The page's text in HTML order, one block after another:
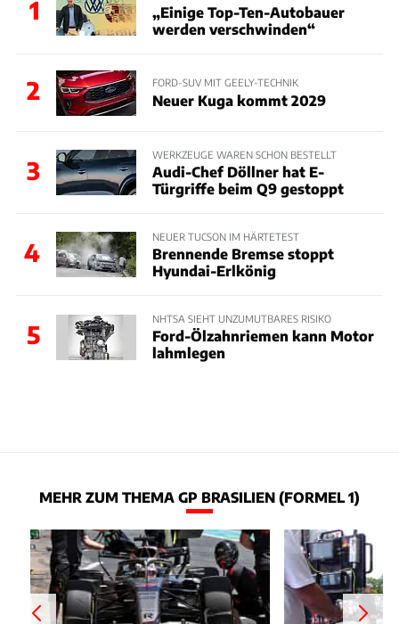
1
„Einige Top-Ten-Autobauer
werden verschwinden“
2 FORD-SUV MIT GEELY-TECHNIK
Neuer Kuga kommt 2029
3
WERKZEUGE WAREN SCHON BESTELLT
Audi-Chef Döllner hat E-
Türgriffe beim Q9 gestoppt
4
NEUER TUCSON IM HÄRTETEST
Brennende Bremse stoppt
Hyundai-Erlkönig
5
NHTSA SIEHT UNZUMUTBARES RISIKO
Ford-Ölzahnriemen kann Motor
lahmlegen
MEHR ZUM THEMA GP BRASILIEN (FORMEL 1)